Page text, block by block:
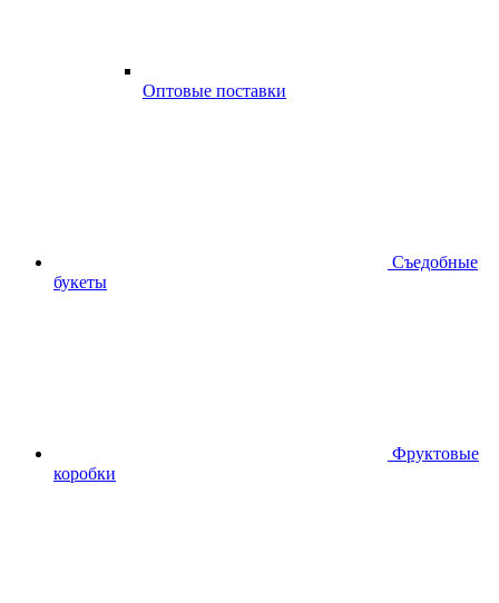
Оптовые поставки
Съедобные
букеты
Фруктовые
коробки